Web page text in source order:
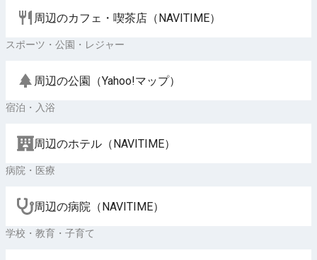
周辺のカフェ・喫茶店（NAVITIME）
スポーツ・公園・レジャー
周辺の公園（Yahoo!マップ）
宿泊・入浴
周辺のホテル（NAVITIME）
病院・医療
周辺の病院（NAVITIME）
学校・教育・子育て